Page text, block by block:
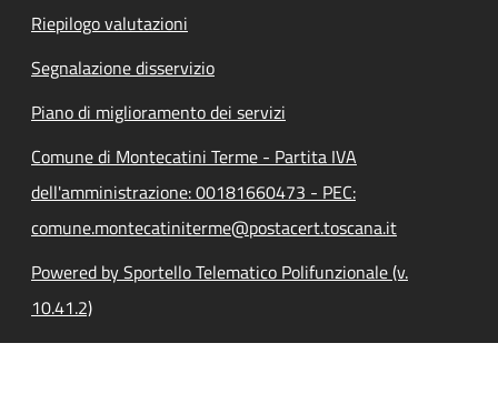
Riepilogo valutazioni
Segnalazione disservizio
Piano di miglioramento dei servizi
Comune di Montecatini Terme - Partita IVA
dell'amministrazione: 00181660473 - PEC:
comune.montecatiniterme@postacert.toscana.it
Powered by Sportello Telematico Polifunzionale (v.
10.41.2)